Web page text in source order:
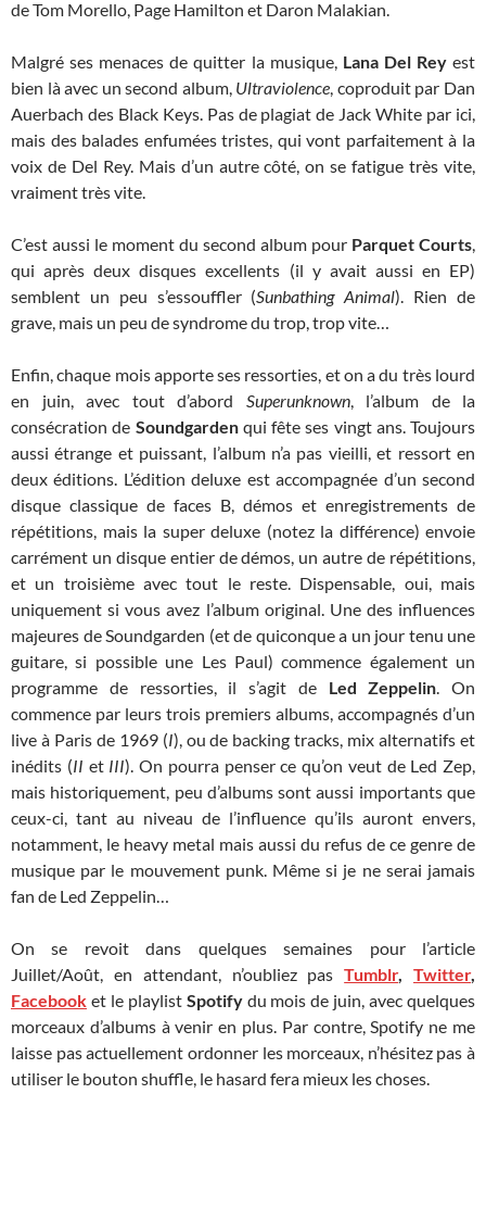
de Tom Morello, Page Hamilton et Daron Malakian.
Malgré ses menaces de quitter la musique, Lana Del Reyest
bien là avec un second album, Ultraviolence, coproduit par Dan
Auerbach des Black Keys. Pas de plagiat de Jack White par ici,
mais des balades enfumées tristes, qui vont parfaitement à la
voix de Del Rey. Mais d’un autre côté, on se fatigue très vite,
vraiment très vite.
C’est aussi le moment du second album pour Parquet Courts,
qui après deux disques excellents (il y avait aussi en EP)
semblent un peu s’essouffler (Sunbathing Animal). Rien de
grave, mais un peu de syndrome du trop, trop vite…
Enfin, chaque mois apporte ses ressorties, et on a du très lourd
en juin, avec tout d’abord Superunknown, l’album de la
consécration de Soundgardenqui fête ses vingt ans. Toujours
aussi étrange et puissant, l’album n’a pas vieilli, et ressort en
deux éditions. L’édition deluxe est accompagnée d’un second
disque classique de faces B, démos et enregistrements de
répétitions, mais la super deluxe (notez la différence) envoie
carrément un disque entier de démos, un autre de répétitions,
et un troisième avec tout le reste. Dispensable, oui, mais
uniquement si vous avez l’album original. Une des influences
majeures de Soundgarden (et de quiconque a un jour tenu une
guitare, si possible une Les Paul) commence également un
programme de ressorties, il s’agit de Led Zeppelin. On
commence par leurs trois premiers albums, accompagnés d’un
live à Paris de 1969 (I), ou de backing tracks, mix alternatifs et
inédits (II et III). On pourra penser ce qu’on veut de Led Zep,
mais historiquement, peu d’albums sont aussi importants que
ceux-ci, tant au niveau de l’influence qu’ils auront envers,
notamment, le heavy metal mais aussi du refus de ce genre de
musique par le mouvement punk. Même si je ne serai jamais
fan de Led Zeppelin…
On se revoit dans quelques semaines pour l’article
Juillet/Août, en attendant, n’oubliez pasTumblr,Twitter,
Facebook et le playlist Spotifydu mois de juin, avec quelques
morceaux d’albums à venir en plus. Par contre, Spotify ne me
laisse pas actuellement ordonner les morceaux, n’hésitez pas à
utiliser le bouton shuffle, le hasard fera mieux les choses.